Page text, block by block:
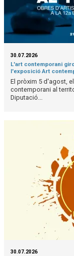
30.07.2026
L'art contemporani
l'exposició Art
El pròxim 5 d'agost,
contemporani al
Diputació...
30.07.2026